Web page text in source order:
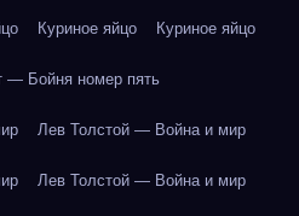
Куриное яйцо Куриное яйцо
— Бойня номер пять
Лев Толстой — Война и мир
Лев Толстой — Война и мир